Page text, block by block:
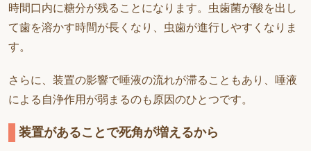
時間口内に糖分が残ることになります。虫歯菌が酸を出し
て歯を溶かす時間が長くなり、虫歯が進行しやすくなりま
す。
さらに、装置の影響で唾液の流れが滞ることもあり、唾液
による自浄作用が弱まるのも原因のひとつです。
装置があることで死角が増えるから